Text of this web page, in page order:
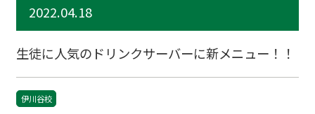
2022.04.18
生徒に人気のドリンクサーバーに新メニュー！！
伊川谷校